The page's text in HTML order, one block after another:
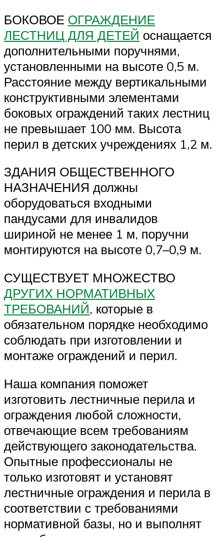
БОКОВОЕ ОГРАЖДЕНИЕ
ЛЕСТНИЦ ДЛЯ ДЕТЕЙ оснащается
дополнительными поручнями,
установленными на высоте 0,5 м.
Расстояние между вертикальными
конструктивными элементами
боковых ограждений таких лестниц
не превышает 100 мм. Высота
перил в детских учреждениях 1,2 м.
ЗДАНИЯ ОБЩЕСТВЕННОГО
НАЗНАЧЕНИЯ должны
оборудоваться входными
пандусами для инвалидов
шириной не менее 1 м, поручни
монтируются на высоте 0,7–0,9 м.
СУЩЕСТВУЕТ МНОЖЕСТВО
ДРУГИХ НОРМАТИВНЫХ
ТРЕБОВАНИЙ, которые в
обязательном порядке необходимо
соблюдать при изготовлении и
монтаже ограждений и перил.
Наша компания поможет
изготовить лестничные перила и
ограждения любой сложности,
отвечающие всем требованиям
действующего законодательства.
Опытные профессионалы не
только изготовят и установят
лестничные ограждения и перила в
соответствии с требованиями
нормативной базы, но и выполнят